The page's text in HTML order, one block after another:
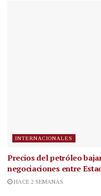
INTERNACIONALES
Precios del petróleo
negociaciones entre
HACE 2 SEMANAS